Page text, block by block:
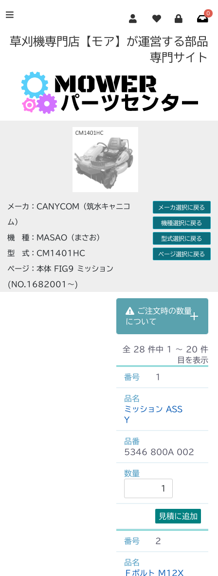
0
草刈機専門店【モア】が運営する部品
専門サイト
メーカ：CANYCOM（筑水キャニコ
ム）
機 種：MASAO（まさお）
型 式：CM1401HC
ページ：本体 FIG9 ミッション
(NO.1682001～)
メーカ選択に戻る
機種選択に戻る
型式選択に戻る
ページ選択に戻る
ご注文時の数量
について
全 28 件中 1 〜 20 件
目を表示
1
ミッション ASS
Y
5346 800A 002
見積に追加
2
Ｆボルト M12X